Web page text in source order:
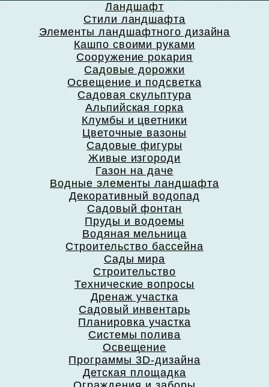
Ландшафт
Стили ландшафта
Элементы ландшафтного дизайна
Кашпо своими руками
Сооружение рокария
Садовые дорожки
Освещение и подсветка
Садовая скульптура
Альпийская горка
Клумбы и цветники
Цветочные вазоны
Садовые фигуры
Живые изгороди
Газон на даче
Водные элементы ландшафта
Декоративный водопад
Садовый фонтан
Пруды и водоемы
Водяная мельница
Строительство бассейна
Сады мира
Строительство
Технические вопросы
Дренаж участка
Садовый инвентарь
Планировка участка
Системы полива
Освещение
Программы 3D-дизайна
Детская площадка